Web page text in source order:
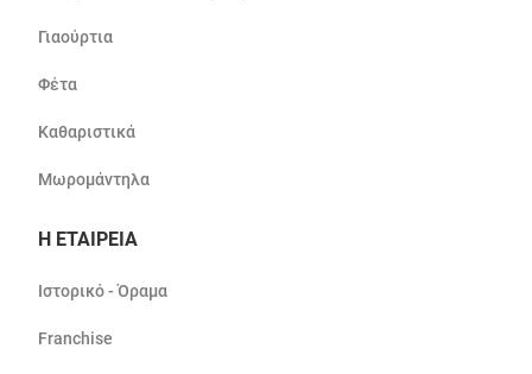
Γιαούρτια
Φέτα
Καθαριστικά
Μωρομάντηλα
Η ΕΤΑΙΡΕΙΑ
Ιστορικό - Όραμα
Franchise